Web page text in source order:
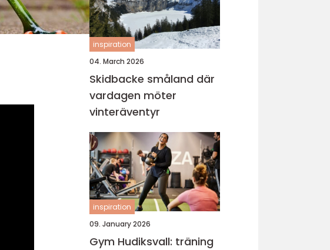
inspiration
04. March 2026
Skidbacke småland där
vardagen möter
vinteräventyr
inspiration
09. January 2026
Gym Hudiksvall: träning